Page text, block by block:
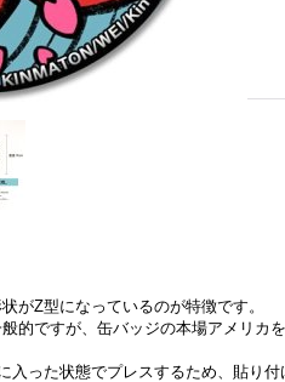
がZ型になっているのが特徴です。
的ですが、缶バッジの本場アメリ
入った状態でプレスするため、貼り